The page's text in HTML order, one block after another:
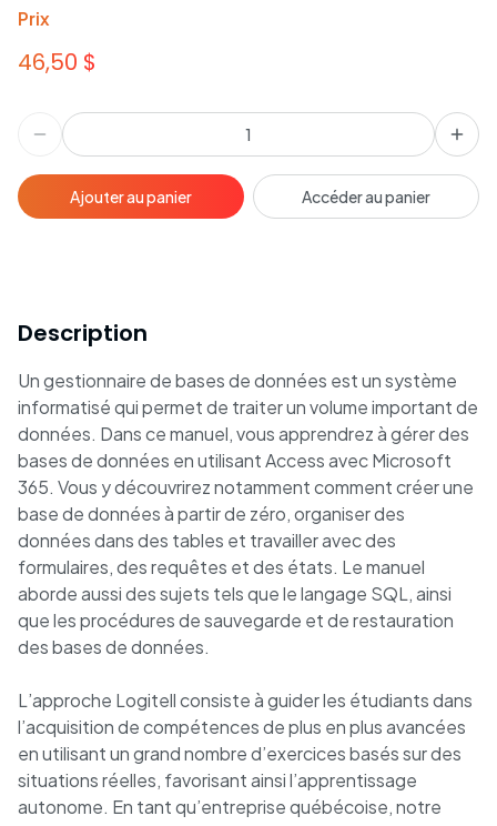
Prix
46,50 $
Ajouter au panier Accéder au panier
Description
Un gestionnaire de bases de données est un système
informatisé qui permet de traiter un volume important de
données. Dans ce manuel, vous apprendrez à gérer des
bases de données en utilisant Access avec Microsoft
365. Vous y découvrirez notamment comment créer une
base de données à partir de zéro, organiser des
données dans des tables et travailler avec des
formulaires, des requêtes et des états. Le manuel
aborde aussi des sujets tels que le langage SQL, ainsi
que les procédures de sauvegarde et de restauration
des bases de données.
L’approche Logitell consiste à guider les étudiants dans
l’acquisition de compétences de plus en plus avancées
en utilisant un grand nombre d’exercices basés sur des
situations réelles, favorisant ainsi l’apprentissage
autonome. En tant qu’entreprise québécoise, notre